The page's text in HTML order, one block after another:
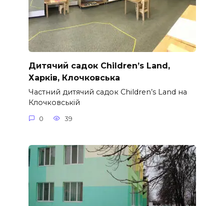
Дитячий садок Children’s Land,
Харків, Клочковська
Частний дитячий садок Children’s Land на
Клочковській
0 39